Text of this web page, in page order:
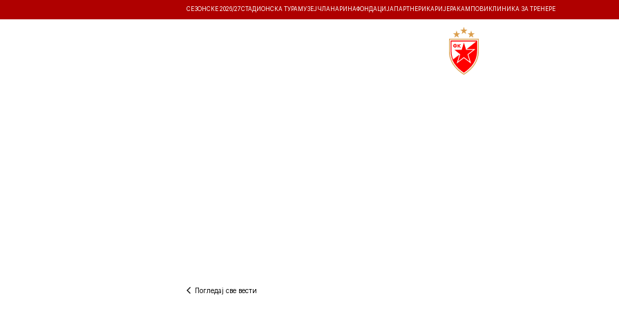
СЕЗОНСКЕ 2026/27СТАДИОНСКА ТУРА МУЗЕЈ ЧЛАНАРИНАФОНДАЦИЈА ПАРТНЕРИ КАРИЈЕРА КАМПОВИ КЛИНИКА ЗА ТРЕНЕРЕ
Погледај све вести